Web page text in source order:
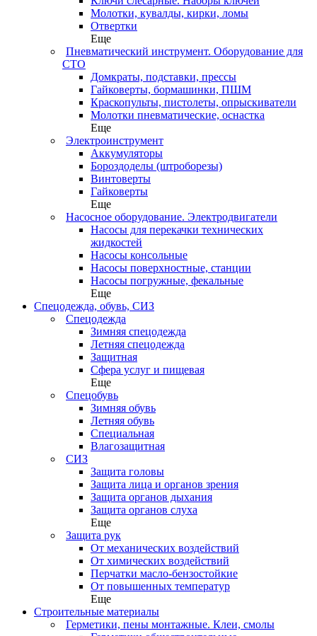
Молотки, кувалды, кирки, ломы
Отвертки
Еще
Пневматический инструмент. Оборудование для
СТО
Домкраты, подставки, прессы
Гайковерты, бормашинки, ПШМ
Краскопульты, пистолеты, опрыскиватели
Молотки пневматические, оснастка
Еще
Электроинструмент
Аккумуляторы
Бороздоделы (штроборезы)
Винтоверты
Гайковерты
Еще
Насосное оборудование. Электродвигатели
Насосы для перекачки технических
жидкостей
Насосы консольные
Насосы поверхностные, станции
Насосы погружные, фекальные
Еще
Спецодежда, обувь, СИЗ
Спецодежда
Зимняя спецодежда
Летняя спецодежда
Защитная
Сфера услуг и пищевая
Еще
Спецобувь
Зимняя обувь
Летняя обувь
Специальная
Влагозащитная
СИЗ
Защита головы
Защита лица и органов зрения
Защита органов дыхания
Защита органов слуха
Еще
Защита рук
От механических воздействий
От химических воздействий
Перчатки масло-бензостойкие
От повышенных температур
Еще
Строительные материалы
Герметики, пены монтажные. Клеи, смолы